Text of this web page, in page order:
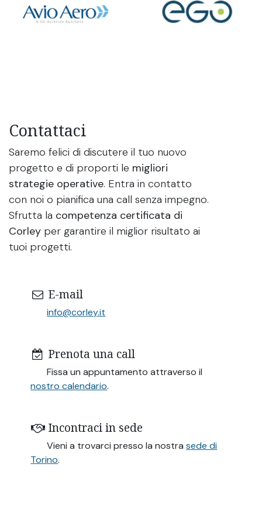
Contattaci
Saremo felici di discutere il tuo nuovo
progetto e di proporti le migliori
strategie operative. Entra in contatto
con noi o pianifica una call senza impegno.
Sfrutta la competenza certificata di
Corley per garantire il miglior risultato ai
tuoi progetti.
E-mail
info@corley.it
Prenota una call
Fissa un appuntamento attraverso il
nostro calendario.
Incontraci in sede
Vieni a trovarci presso la nostrasede di
Torino.